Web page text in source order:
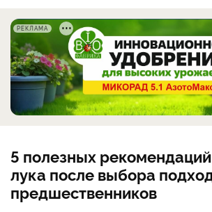
РЕКЛАМА
5 полезных
лука после выбора
предшественников